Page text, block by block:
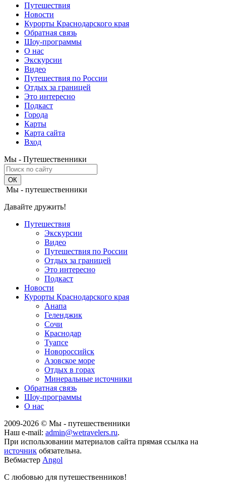
Путешествия
Новости
Курорты Краснодарского края
Обратная связь
Шоу-программы
О нас
Экскурсии
Видео
Путешествия по России
Отдых за границей
Это интересно
Подкаст
Города
Карты
Карта сайта
Вход
Мы - Путешественники
Мы - путешественники
Давайте дружить!
Путешествия
Экскурсии
Видео
Путешествия по России
Отдых за границей
Это интересно
Подкаст
Новости
Курорты Краснодарского края
Анапа
Геленджик
Сочи
Краснодар
Туапсе
Новороссийск
Азовское море
Отдых в горах
Минеральные источники
Обратная связь
Шоу-программы
О нас
2009-2026 © Мы - путешественники
Наш e-mail: admin@wetravelers.ru.
При использовании материалов сайта прямая ссылка на
источник обязательна.
Вебмастер Angol
С любовью для путешественников!